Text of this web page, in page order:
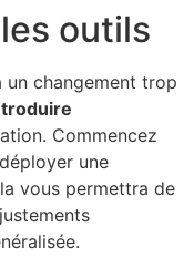
outils
un changement trop
Commencez
une
vous permettra de